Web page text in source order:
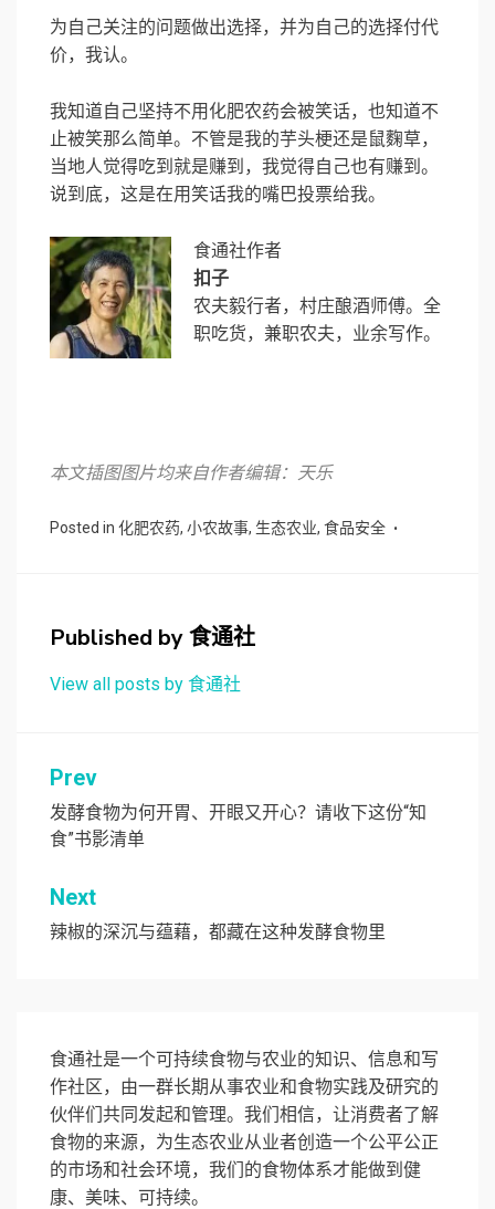
为自己关注的问题做出选择，并为自己的选择付代
价，我认。
我知道自己坚持不用化肥农药会被笑话，也知道不
止被笑那么简单。不管是我的芋头梗还是鼠麴草，
当地人觉得吃到就是赚到，我觉得自己也有赚到。
说到底，这是在用笑话我的嘴巴投票给我。
食通社作者
扣子
农夫毅行者，村庄酿酒师傅。全
职吃货，兼职农夫，业余写作。
本文插图图片均来自作者编辑：天乐
Posted in 化肥农药, 小农故事, 生态农业, 食品安全
Published by食通社
View all posts by 食通社
文
章
导
航
Prev
发酵食物为何开胃、开眼又开心？请收下这份“知
食”书影清单
Next
辣椒的深沉与蕴藉，都藏在这种发酵食物里
食通社是一个可持续食物与农业的知识、信息和写
作社区，由一群长期从事农业和食物实践及研究的
伙伴们共同发起和管理。我们相信，让消费者了解
食物的来源，为生态农业从业者创造一个公平公正
的市场和社会环境，我们的食物体系才能做到健
康、美味、可持续。